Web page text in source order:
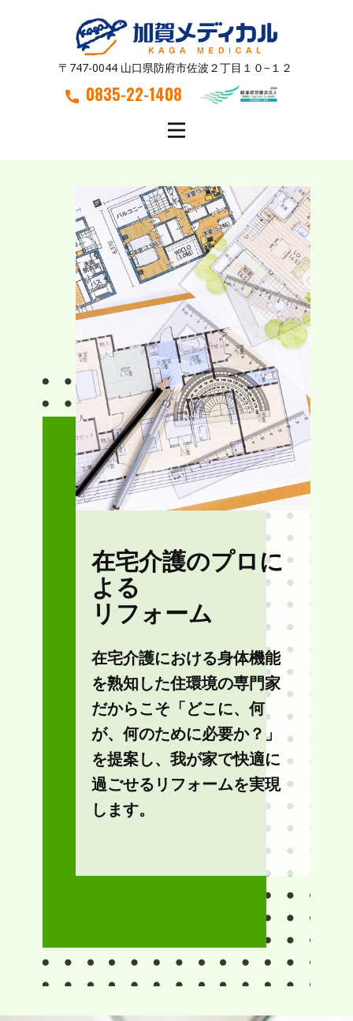
〒747-0044 山口県防府市佐波２丁目１０−１２
0835-22-1408
在宅介護のプロに
よる
リフォーム
在宅介護における身体機能
を熟知した住環境の専門家
だからこそ「どこに、何
が、何のために必要か？」
を提案し、我が家で快適に
過ごせるリフォームを実現
します。